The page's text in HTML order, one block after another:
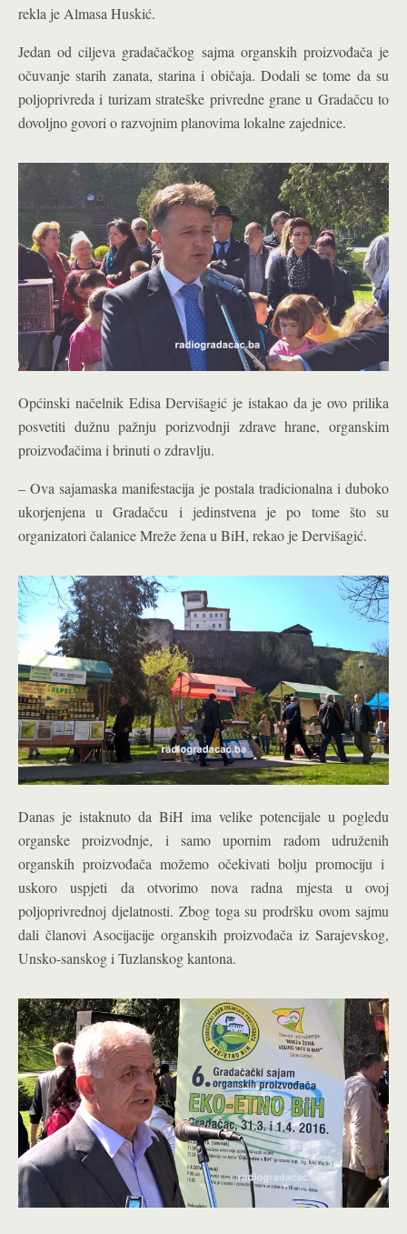
rekla je Almasa Huskić.
Jedan od ciljeva gradačačkog sajma organskih proizvođača je
očuvanje starih zanata, starina i običaja. Dodali se tome da su
poljoprivreda i turizam strateške privredne grane u Gradačcu to
dovoljno govori o razvojnim planovima lokalne zajednice.
Općinski načelnik Edisa Dervišagić je istakao da je ovo prilika
posvetiti dužnu pažnju porizvodnji zdrave hrane, organskim
proizvođačima i brinuti o zdravlju.
– Ova sajamaska manifestacija je postala tradicionalna i duboko
ukorjenjena u Gradačcu i jedinstvena je po tome što su
organizatori čalanice Mreže žena u BiH, rekao je Dervišagić.
Danas je istaknuto da BiH ima velike potencijale u pogledu
organske proizvodnje, i samo upornim radom udruženih
organskih proizvođača možemo očekivati bolju promociju i
uskoro uspjeti da otvorimo nova radna mjesta u ovoj
poljoprivrednoj djelatnosti. Zbog toga su prodršku ovom sajmu
dali članovi Asocijacije organskih proizvođača iz Sarajevskog,
Unsko-sanskog i Tuzlanskog kantona.